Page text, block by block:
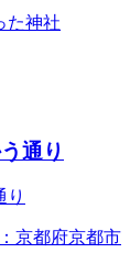
た神社
通り
り
京都府京都市